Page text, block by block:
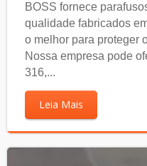
BOSS fornece
qualidade fabricados
o melhor para proteger
Nossa empresa pode
316,...
Leia Mais